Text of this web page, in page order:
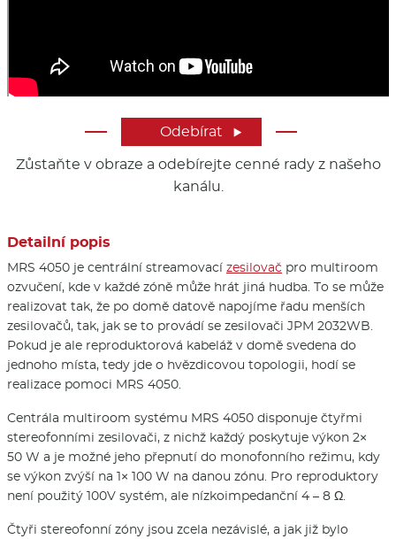
Odebírat 
Zůstaňte v obraze a odebírejte cenné rady z našeho
kanálu.
Detailní popis
MRS 4050 je centrální streamovací zesilovač pro multiroom
ozvučení, kde v každé zóně může hrát jiná hudba. To se může
realizovat tak, že po domě datově napojíme řadu menších
zesilovačů, tak, jak se to provádí se zesilovači JPM 2032WB.
Pokud je ale reproduktorová kabeláž v domě svedena do
jednoho místa, tedy jde o hvězdicovou topologii, hodí se
realizace pomoci MRS 4050.
Centrála multiroom systému MRS 4050 disponuje čtyřmi
stereofonními zesilovači, z nichž každý poskytuje výkon 2×
50 W a je možné jeho přepnutí do monofonního režimu, kdy
se výkon zvýší na 1× 100 W na danou zónu. Pro reproduktory
není použitý 100V systém, ale nízkoimpedanční 4 – 8 Ω.
Čtyři stereofonní zóny jsou zcela nezávislé, a jak již bylo